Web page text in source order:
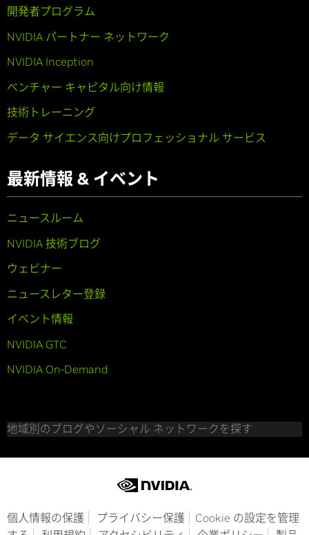
開発者プログラム
NVIDIA パートナー ネットワーク
NVIDIA Inception
ベンチャー キャピタル向け情報
技術トレーニング
データ サイエンス向けプロフェッショナル サービス
最新情報 & イベント
ニュースルーム
NVIDIA 技術ブログ
ウェビナー
ニュースレター登録
イベント情報
NVIDIA GTC
NVIDIA On-Demand
地域別のブログやソーシャル ネットワークを探す
個人情報の保護 プライバシー保護
Cookie の設定を管理